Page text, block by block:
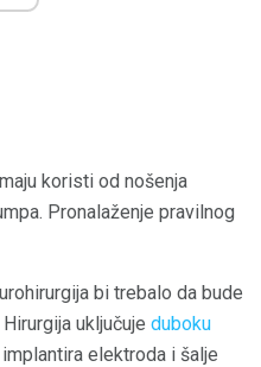
koristi od nošenja
Pronalaženje pravilnog
bi trebalo da bude
uključuje duboku
elektroda i šalje